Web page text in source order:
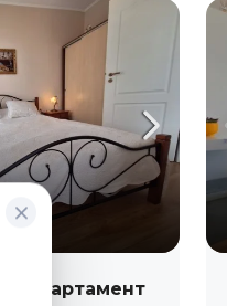
апартамент